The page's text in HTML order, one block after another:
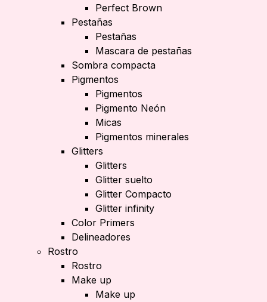
Perfect Brown
Pestañas
Pestañas
Mascara de pestañas
Sombra compacta
Pigmentos
Pigmentos
Pigmento Neón
Micas
Pigmentos minerales
Glitters
Glitters
Glitter suelto
Glitter Compacto
Glitter infinity
Color Primers
Delineadores
Rostro
Rostro
Make up
Make up